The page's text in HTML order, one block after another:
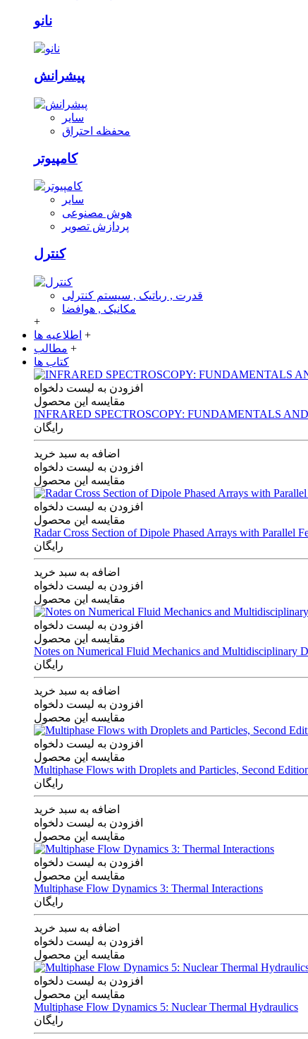
نانو
پیشرانش
سایر
محفظه احتراق
کامپیوتر
سایر
هوش مصنوعی
پردازش تصویر
کنترل
قدرت , رباتیک , سیستم کنترلی
مکانیک , هوافضا
+
اطلاعیه ها +
مطالب +
کتاب ها
افزودن به لیست دلخواه
مقایسه این محصول
INFRARED SPECTROSCOPY: FUNDAMENTALS
رایگان
اضافه به سبد خرید
افزودن به لیست دلخواه
مقایسه این محصول
افزودن به لیست دلخواه
مقایسه این محصول
Radar Cross Section of Dipole Phased Arrays with Parallel
رایگان
اضافه به سبد خرید
افزودن به لیست دلخواه
مقایسه این محصول
افزودن به لیست دلخواه
مقایسه این محصول
Notes on Numerical Fluid Mechanics and Multidisciplinary
رایگان
اضافه به سبد خرید
افزودن به لیست دلخواه
مقایسه این محصول
افزودن به لیست دلخواه
مقایسه این محصول
Multiphase Flows with Droplets and Particles, Second
رایگان
اضافه به سبد خرید
افزودن به لیست دلخواه
مقایسه این محصول
افزودن به لیست دلخواه
مقایسه این محصول
Multiphase Flow Dynamics 3: Thermal Interactions
رایگان
اضافه به سبد خرید
افزودن به لیست دلخواه
مقایسه این محصول
افزودن به لیست دلخواه
مقایسه این محصول
Multiphase Flow Dynamics 5: Nuclear Thermal Hydraulics
رایگان